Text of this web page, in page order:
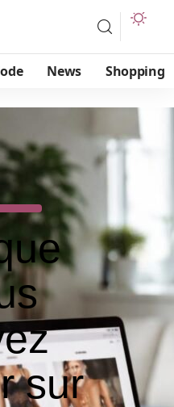
News Shopping
sur